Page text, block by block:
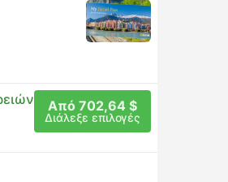
Από 702,64 $
Διάλεξε επιλογές